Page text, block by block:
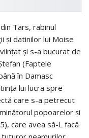
Tars, rabinul
și datinilor lui Moise
și s-a bucurat de
(Faptele
în Damasc
lui lucra spre
care s-a petrecut
popoarelor și
care avea să-L facă